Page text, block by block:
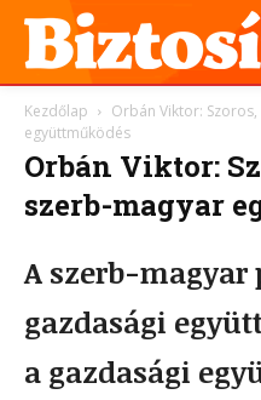
Kezdőlap
Orbán Viktor:
együttműködés
Orbán Viktor:
szerb-magyar
A szerb-
gazdasági
a gazdasági